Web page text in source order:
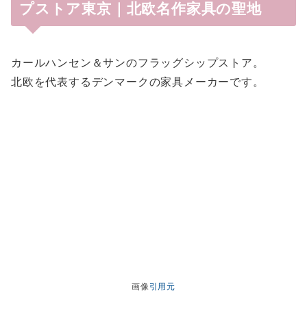
プストア東京｜北欧名作家具の聖地
カールハンセン＆サンのフラッグシップストア。
北欧を代表するデンマークの家具メーカーです。
画像 引用元